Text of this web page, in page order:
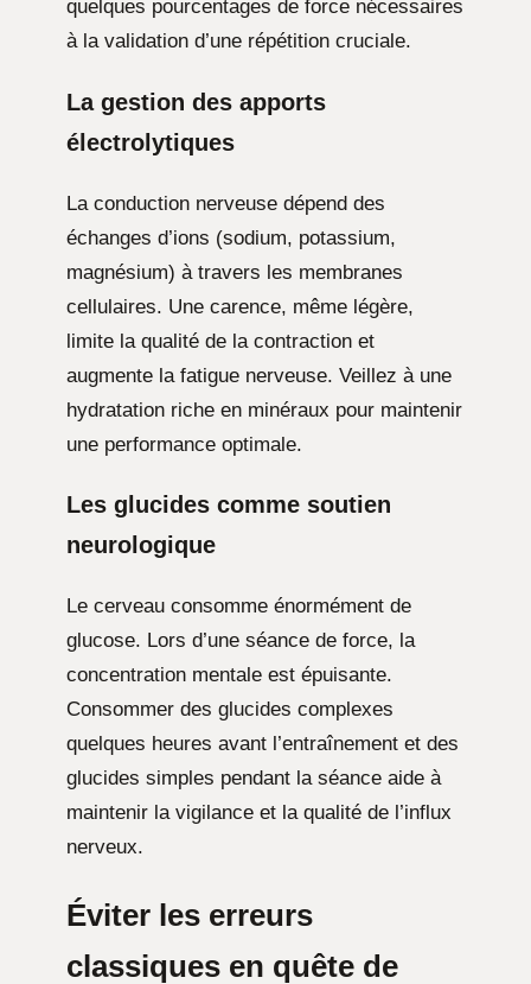
quelques pourcentages de force nécessaires
à la validation d’une répétition cruciale.
La gestion des apports
électrolytiques
La conduction nerveuse dépend des
échanges d’ions (sodium, potassium,
magnésium) à travers les membranes
cellulaires. Une carence, même légère,
limite la qualité de la contraction et
augmente la fatigue nerveuse. Veillez à une
hydratation riche en minéraux pour maintenir
une performance optimale.
Les glucides comme soutien
neurologique
Le cerveau consomme énormément de
glucose. Lors d’une séance de force, la
concentration mentale est épuisante.
Consommer des glucides complexes
quelques heures avant l’entraînement et des
glucides simples pendant la séance aide à
maintenir la vigilance et la qualité de l’influx
nerveux.
Éviter les erreurs
classiques en quête de